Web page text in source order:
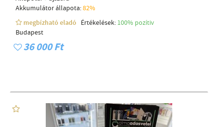
Akkumulátor állapota:82%
megbízható eladó
Értékelések: 100% pozítiv
Budapest
36 000 Ft